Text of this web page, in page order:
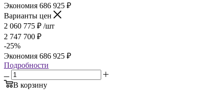
Экономия 686 925 ₽
Варианты цен
2 060 775 ₽ /шт
2 747 700 ₽
-25%
Экономия 686 925 ₽
Подробности
В корзину